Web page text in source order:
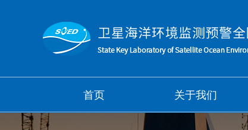
首页 关于我们